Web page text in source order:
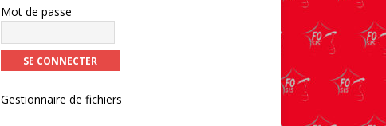
Mot de passe
Gestionnaire de fichiers